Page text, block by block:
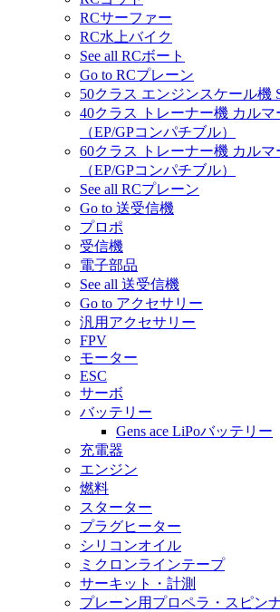
RCサーファー
RC水上バイク
See all RCボート
Go to RCプレーン
50クラス エンジンスケール機
40クラス トレーナー機 カル
（EP/GPコンパチブル）
60クラス トレーナー機 カル
（EP/GPコンパチブル）
See all RCプレーン
Go to 送受信機
プロポ
受信機
電子部品
See all 送受信機
Go to アクセサリー
汎用アクセサリー
FPV
モーター
ESC
サーボ
バッテリー
Gens ace LiPoバッテリー
充電器
エンジン
燃料
スターター
プラグヒーター
シリコンオイル
ミクロンラインテープ
サーキット・計測
プレーン用プロペラ・スピン